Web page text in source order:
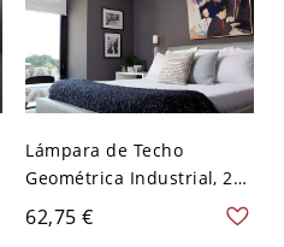
Lámpara de Techo
Geométrica Industrial, 2
Luces, Jaula de Metal
Negra, Marco Abierto -
62,75 €